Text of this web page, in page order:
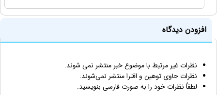
افزودن دیدگاه
نظرات غیر مرتبط با موضوع خبر منتشر نمی شوند.
نظرات حاوی توهین و افترا منتشر نمی‌شوند.
لطفاً نظرات خود را به صورت فارسی بنویسید.